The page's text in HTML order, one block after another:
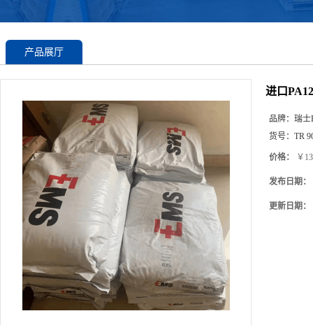
产品展厅
进口
品牌： 瑞士
货号： TR
价格： ￥
发布日期：
更新日期：